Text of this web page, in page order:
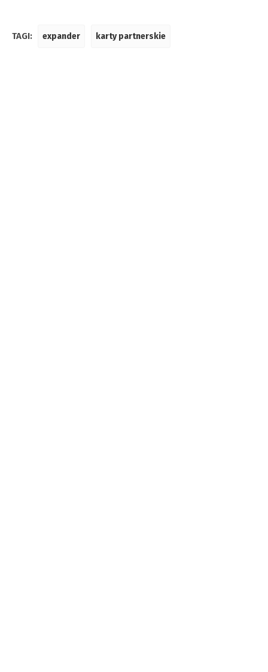
TAGI: expander karty partnerskie